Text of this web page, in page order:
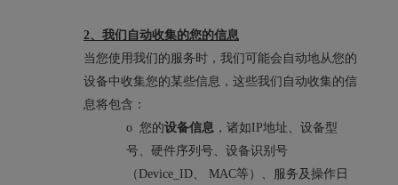
2、我们自动收集的您的信息
当您使用我们的服务时，我们可能会自动地从您的
设备中收集您的某些信息，这些我们自动收集的信
息将包含：
o 您的设备信息 ，诸如IP地址、设备型
号、硬件序列号、设备识别号
（Device_ID、 MAC等）、服务及操作日